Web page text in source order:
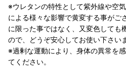
※ウレタンの特性として紫外線や空
による様々な影響で黄変する事がご
に限った事ではなく、又変色しても
ので、どうぞ安心してお使い下さい
※過剰な運動により、身体の異常を
てください。